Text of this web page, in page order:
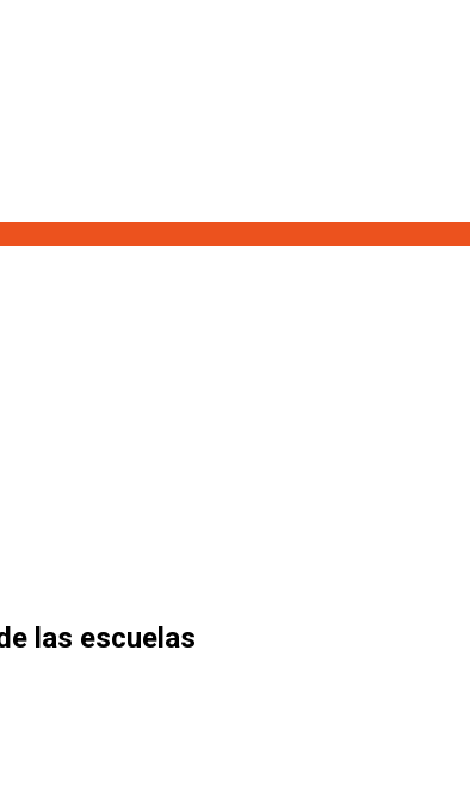
las escuelas